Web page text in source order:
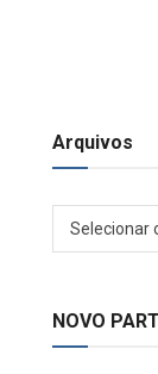
Arquivos
Arquivos
Selecionar
NOVO